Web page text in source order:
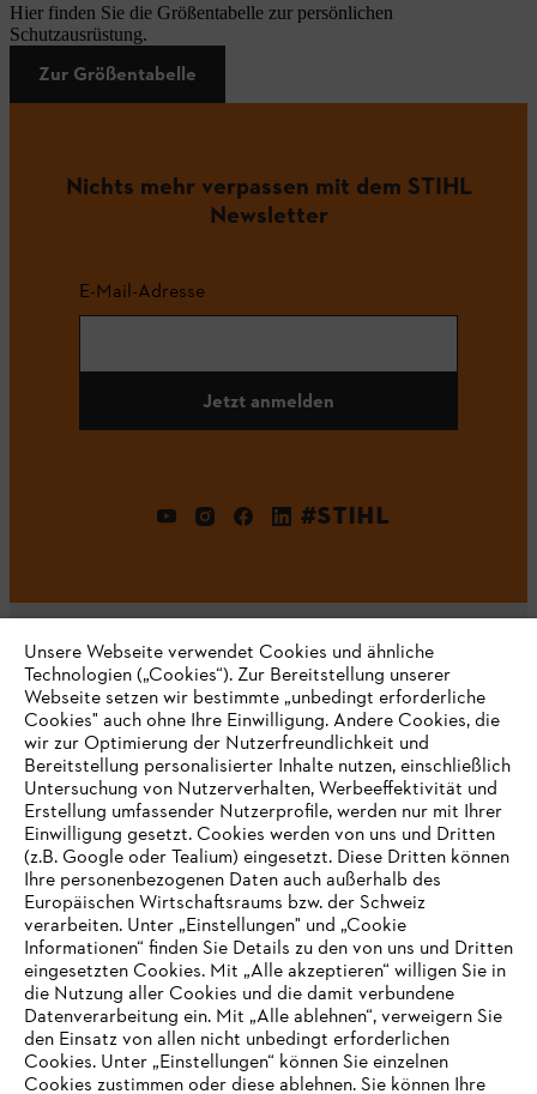
Hier finden Sie die Größentabelle zur persönlichen
Schutzausrüstung.
Zur Größentabelle
Nichts mehr verpassen mit dem STIHL
Newsletter
E-Mail-Adresse
Jetzt anmelden
#STIHL
Unternehmen
Häufig gestellte Fragen
Support
Datenschutz Impressum Cookies
IHR BROWSER WIRD NICHT
UNTERSTÜTZT
Unsere Webseite verwendet Cookies und ähnliche
Technologien („Cookies“). Zur Bereitstellung unserer
Webseite setzen wir bestimmte „unbedingt erforderliche
Cookies" auch ohne Ihre Einwilligung. Andere Cookies, die
wir zur Optimierung der Nutzerfreundlichkeit und
Bereitstellung personalisierter Inhalte nutzen, einschließlich
Untersuchung von Nutzerverhalten, Werbeeffektivität und
Erstellung umfassender Nutzerprofile, werden nur mit Ihrer
Einwilligung gesetzt. Cookies werden von uns und Dritten
(z.B. Google oder Tealium) eingesetzt. Diese Dritten können
Ihre personenbezogenen Daten auch außerhalb des
Europäischen Wirtschaftsraums bzw. der Schweiz
verarbeiten. Unter „Einstellungen" und „Cookie
Informationen“ finden Sie Details zu den von uns und Dritten
eingesetzten Cookies. Mit „Alle akzeptieren“ willigen Sie in
die Nutzung aller Cookies und die damit verbundene
Datenverarbeitung ein. Mit „Alle ablehnen“, verweigern Sie
den Einsatz von allen nicht unbedingt erforderlichen
Cookies. Unter „Einstellungen“ können Sie einzelnen
Cookies zustimmen oder diese ablehnen. Sie können Ihre